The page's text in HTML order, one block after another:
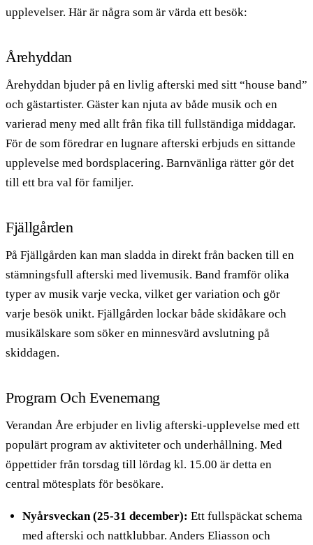
upplevelser. Här är några som är värda ett besök:
Årehyddan
Årehyddan bjuder på en livlig afterski med sitt “house band”
och gästartister. Gäster kan njuta av både musik och en
varierad meny med allt från fika till fullständiga middagar.
För de som föredrar en lugnare afterski erbjuds en sittande
upplevelse med bordsplacering. Barnvänliga rätter gör det
till ett bra val för familjer.
Fjällgården
På Fjällgården kan man sladda in direkt från backen till en
stämningsfull afterski med livemusik. Band framför olika
typer av musik varje vecka, vilket ger variation och gör
varje besök unikt. Fjällgården lockar både skidåkare och
musikälskare som söker en minnesvärd avslutning på
skiddagen.
Program Och Evenemang
Verandan Åre erbjuder en livlig afterski-upplevelse med ett
populärt program av aktiviteter och underhållning. Med
öppettider från torsdag till lördag kl. 15.00 är detta en
central mötesplats för besökare.
Nyårsveckan (25-31 december): Ett fullspäckat schema
med afterski och nattklubbar. Anders Eliasson och